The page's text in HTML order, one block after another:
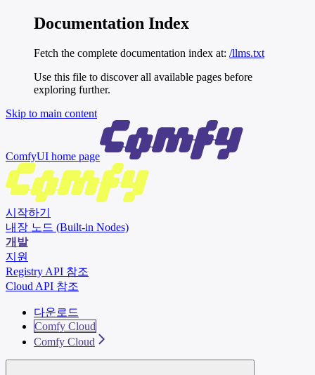
Documentation Index
Fetch the complete documentation index at: /llms.txt
Use this file to discover all available pages before
exploring further.
Skip to main content
ComfyUI home page
시작하기
내장 노드 (Built-in Nodes)
개발
지원
Registry API 참조
Cloud API 참조
다운로드
Comfy Cloud
Comfy Cloud